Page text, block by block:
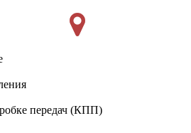
передач (КПП)